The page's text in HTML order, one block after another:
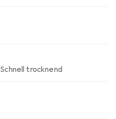
Schnell trocknend